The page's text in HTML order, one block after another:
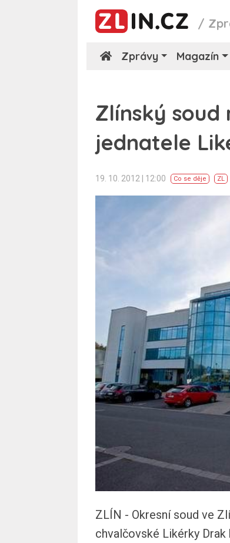
/
Zprávy Magazín
Zlínský soud
jednatele
19. 10. 2012 | 12:00 Co se děje ZL
ZLÍN - Okresní soud ve
chvalčovské Likérky Drak